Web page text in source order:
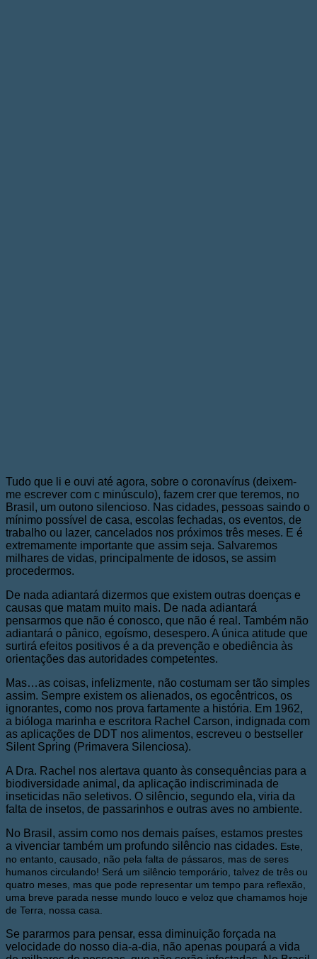
Tudo que li e ouvi até agora, sobre o coronavírus (deixem-
me escrever com c minúsculo), fazem crer que teremos, no
Brasil, um outono silencioso. Nas cidades, pessoas saindo o
mínimo possível de casa, escolas fechadas, os eventos, de
trabalho ou lazer, cancelados nos próximos três meses. E é
extremamente importante que assim seja. Salvaremos
milhares de vidas, principalmente de idosos, se assim
procedermos.
De nada adiantará dizermos que existem outras doenças e
causas que matam muito mais. De nada adiantará
pensarmos que não é conosco, que não é real. Também não
adiantará o pânico, egoísmo, desespero. A única atitude que
surtirá efeitos positivos é a da prevenção e obediência às
orientações das autoridades competentes.
Mas…as coisas, infelizmente, não costumam ser tão simples
assim. Sempre existem os alienados, os egocêntricos, os
ignorantes, como nos prova fartamente a história. Em 1962,
a bióloga marinha e escritora Rachel Carson, indignada com
as aplicações de DDT nos alimentos, escreveu o bestseller
Silent Spring (Primavera Silenciosa).
A Dra. Rachel nos alertava quanto às consequências para a
biodiversidade animal, da aplicação indiscriminada de
inseticidas não seletivos. O silêncio, segundo ela, viria da
falta de insetos, de passarinhos e outras aves no ambiente.
No Brasil, assim como nos demais países, estamos prestes
a vivenciar também um profundo silêncio nas cidades. Este,
no entanto, causado, não pela falta de pássaros, mas de seres
humanos circulando! Será um silêncio temporário, talvez de três ou
quatro meses, mas que pode representar um tempo para reflexão,
uma breve parada nesse mundo louco e veloz que chamamos hoje
de Terra, nossa casa.
Se pararmos para pensar, essa diminuição forçada na
velocidade do nosso dia-a-dia, não apenas poupará a vida